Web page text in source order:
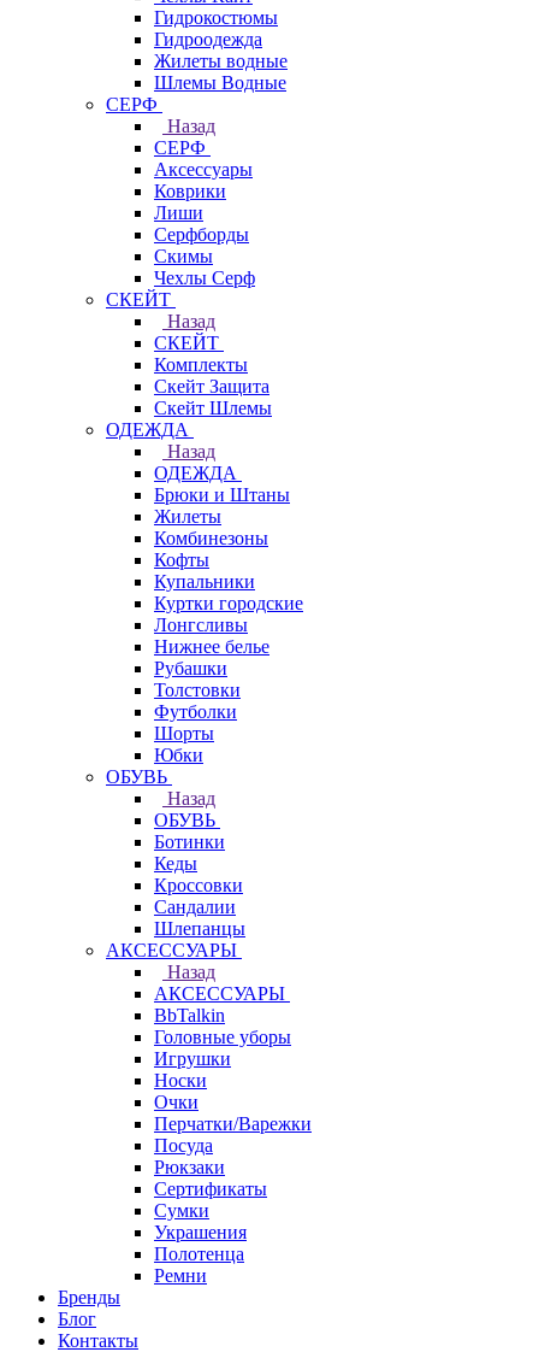
Гидрокостюмы
Гидроодежда
Жилеты водные
Шлемы Водные
СЕРФ
Назад
СЕРФ
Аксессуары
Коврики
Лиши
Серфборды
Скимы
Чехлы Cерф
СКЕЙТ
Назад
СКЕЙТ
Комплекты
Скейт Защита
Скейт Шлемы
ОДЕЖДА
Назад
ОДЕЖДА
Брюки и Штаны
Жилеты
Комбинезоны
Кофты
Купальники
Куртки городские
Лонгсливы
Нижнее белье
Рубашки
Толстовки
Футболки
Шорты
Юбки
ОБУВЬ
Назад
ОБУВЬ
Ботинки
Кеды
Кроссовки
Сандалии
Шлепанцы
АКСЕССУАРЫ
Назад
АКСЕССУАРЫ
BbTalkin
Головные уборы
Игрушки
Носки
Очки
Перчатки/Варежки
Посуда
Рюкзаки
Сертификаты
Сумки
Украшения
Полотенца
Ремни
Бренды
Блог
Контакты